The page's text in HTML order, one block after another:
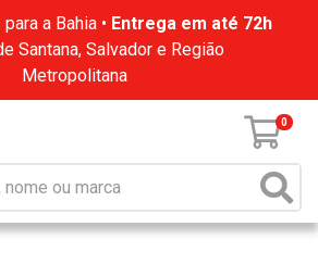
para a Bahia • Entrega em até 72h
Santana, Salvador e Região
Metropolitana
0